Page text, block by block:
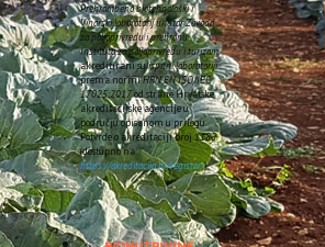
Prehrambeno biotehnološki i
Vinarski laboratorij unutar Zavoda
za poljoprivredu i prehranu
Instituta za poljoprivredu i turizam
akreditirani suispitni laboratoriji
prema normiHRN EN ISO/IEC
17025:2017od strane Hrvatske
akreditacijske agencije u
području opisanom u prilogu
Potvrde o akreditaciji broj 1185
(dostupno na:
https://akreditacija.hr/registar/).